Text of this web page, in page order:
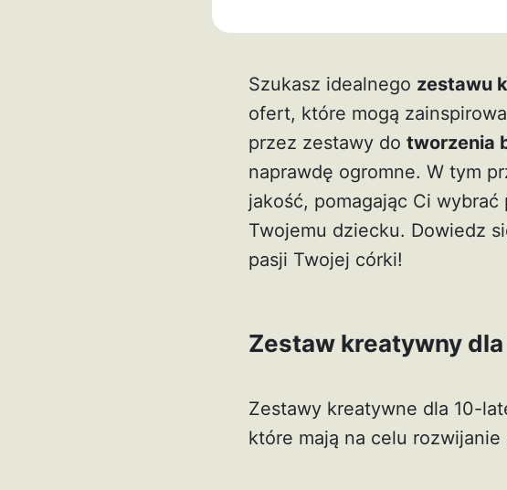
Szukasz idealnego zestawu
ofert, które mogą
przez zestawy do tworzenia
naprawdę ogromne. W tym
jakość, pomagając Ci
Twojemu dziecku. Dowiedz
pasji Twojej córki!
Zestaw kreatywny
Zestawy kreatywne dla 10-
które mają na celu